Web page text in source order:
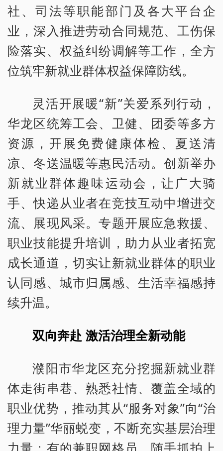
社、司法等职能部门及各大平台企
业，深入推进劳动合同规范、工伤保
险落实、权益纠纷调解等工作，全方
位筑牢新就业群体权益保障防线。
灵活开展暖“新”关爱系列行动，
华龙区统筹工会、卫健、团委等多方
资源，开展免费健康体检、夏送清
凉、冬送温暖等惠民活动。创新举办
新就业群体趣味运动会，让广大骑
手、快递从业者在竞技互动中增进交
流、展现风采。专题开展应急救援、
职业技能提升培训，助力从业者拓宽
成长通道，切实让新就业群体的职业
认同感、城市归属感、生活幸福感持
续升温。
双向奔赴 激活治理全新动能
濮阳市华龙区充分挖掘新就业群
体走街串巷、熟悉社情、覆盖全域的
职业优势，推动其从“服务对象”向“治
理力量”华丽蜕变，不断充实基层治理
力量：有的兼职网格员，随手抓拍上